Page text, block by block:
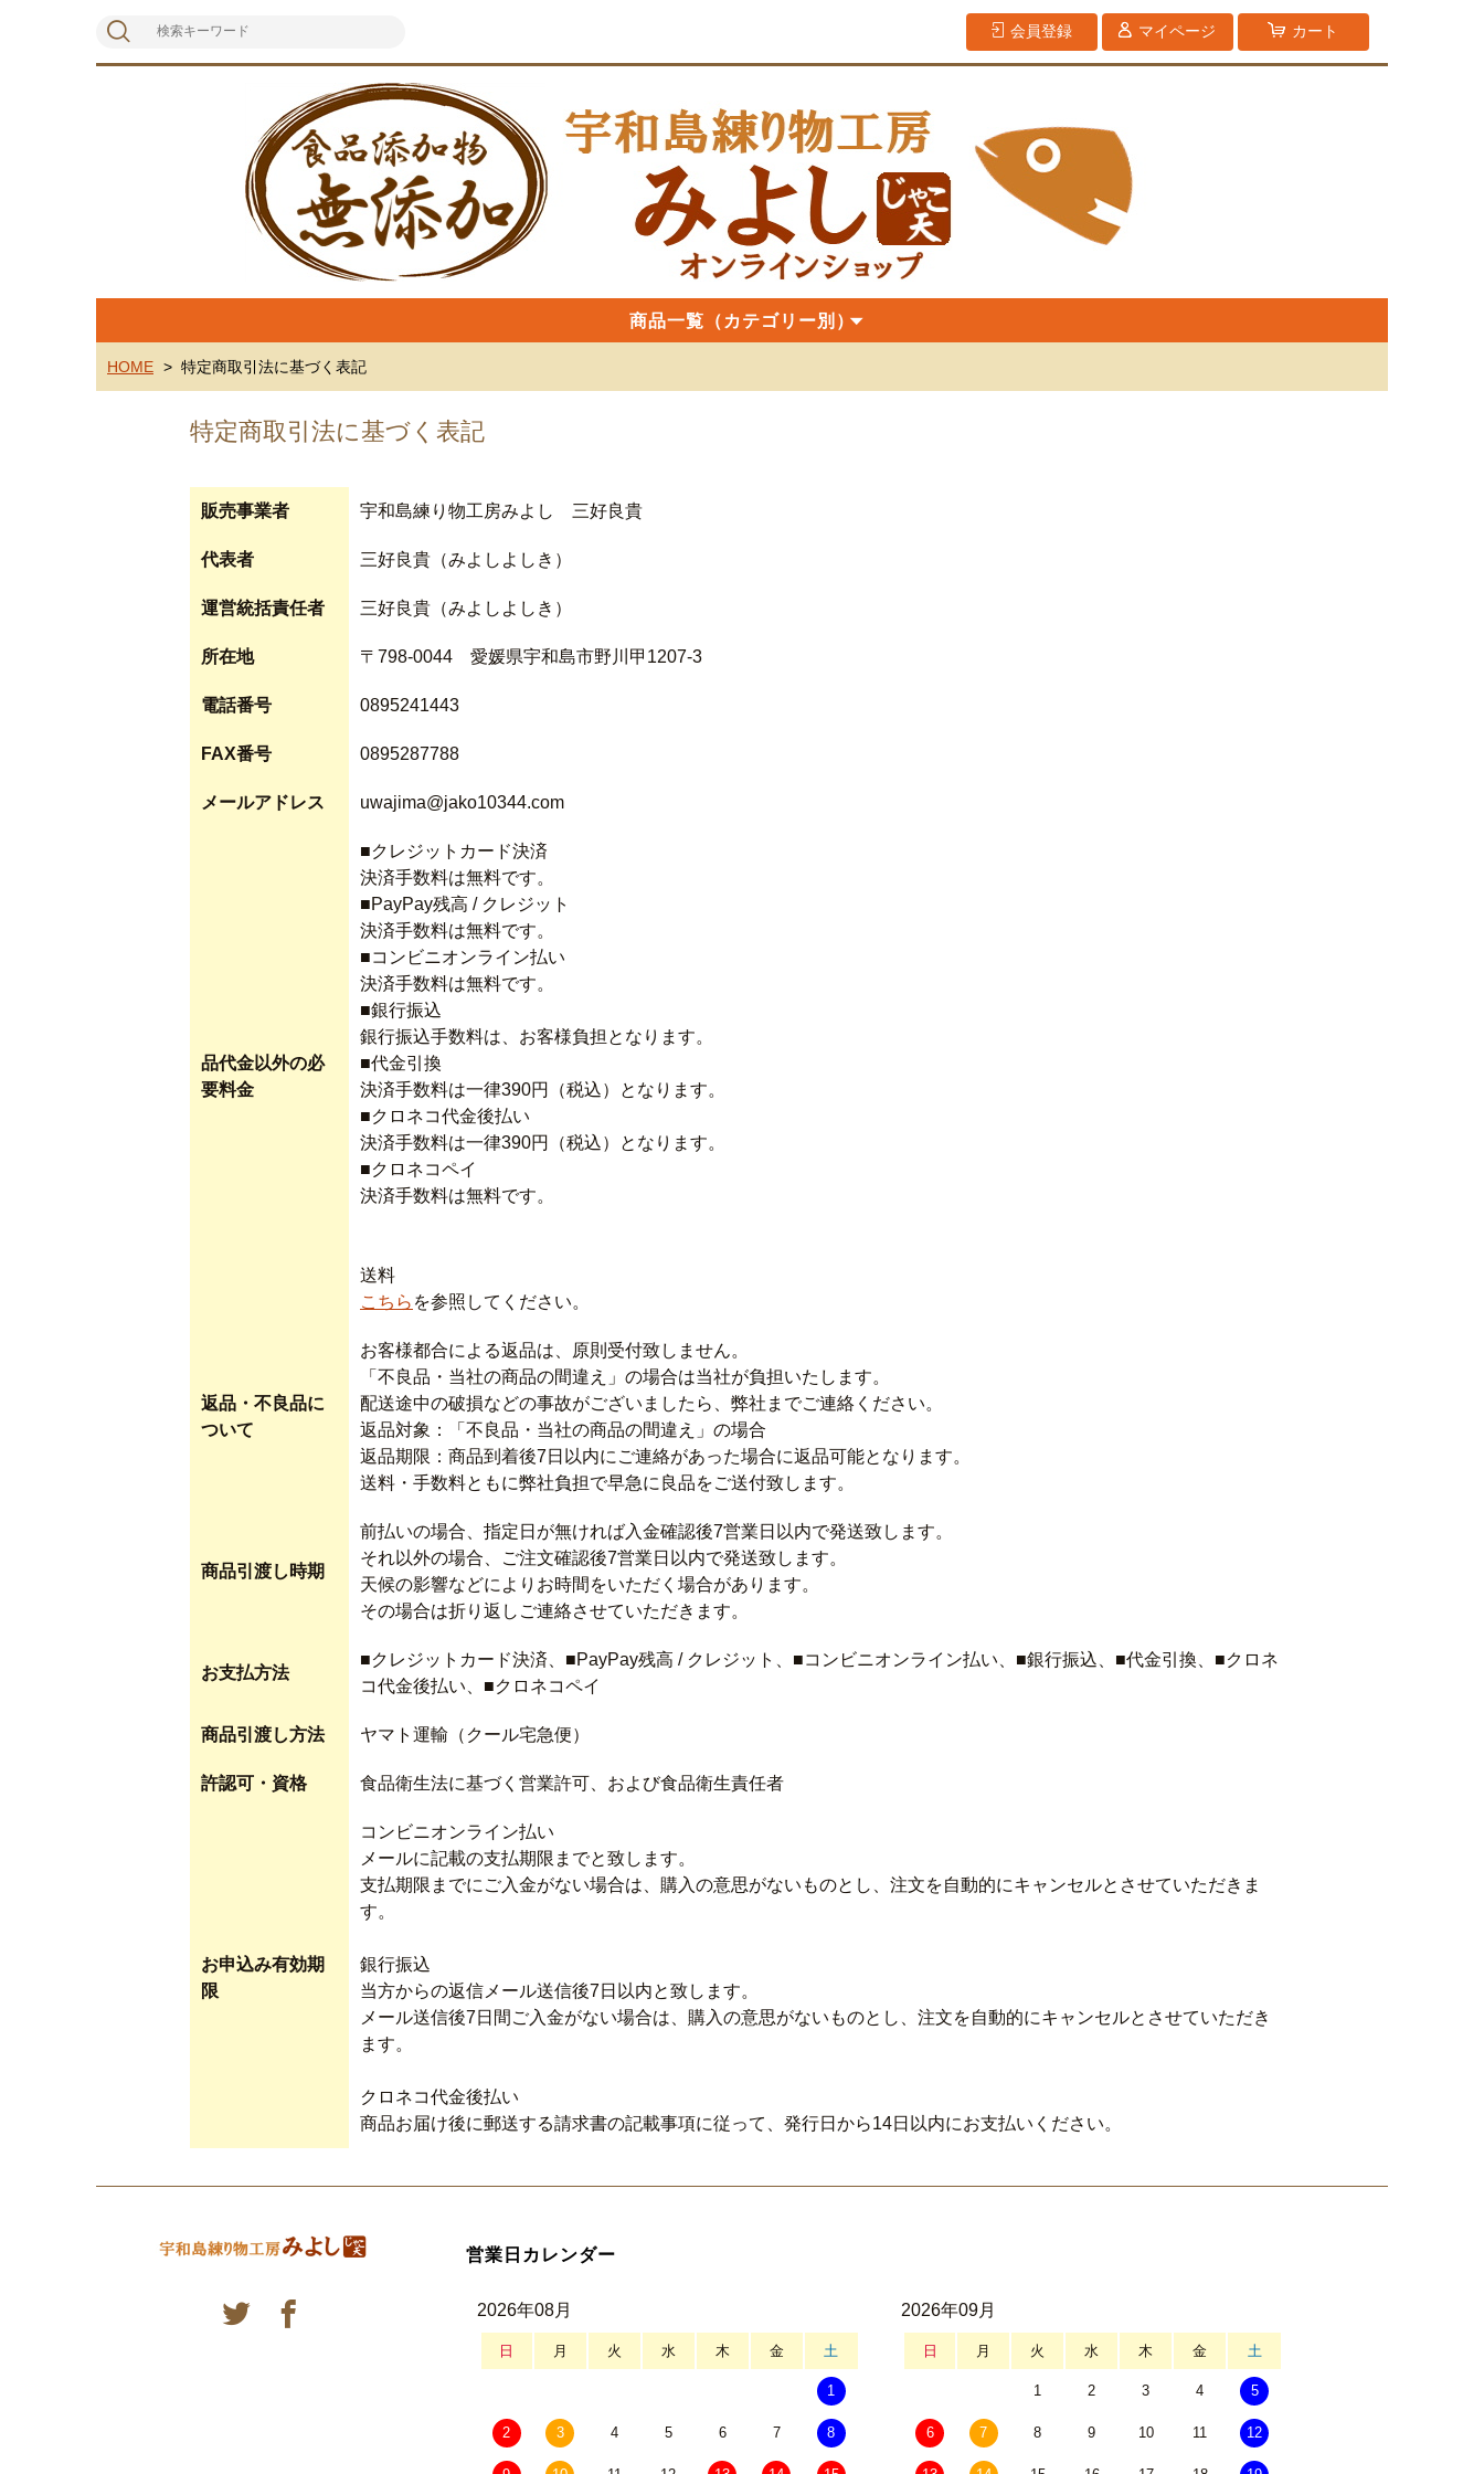
会員登録 マイページ カート
商品一覧（カテゴリー別）
HOME 特定商取引法に基づく表記
特定商取引法に基づく表記
販売事業者 宇和島練り物工房みよし 三好良貴
代表者 三好良貴（みよしよしき）
運営統括責任者 三好良貴（みよしよしき）
所在地 〒798-0044 愛媛県宇和島市野川甲1207-3
電話番号 0895241443
FAX番号 0895287788
メールアドレス uwajima@jako10344.com
品代金以外の必
要料金
■クレジットカード決済
決済手数料は無料です。
■PayPay残高 / クレジット
決済手数料は無料です。
■コンビニオンライン払い
決済手数料は無料です。
■銀行振込
銀行振込手数料は、お客様負担となります。
■代金引換
決済手数料は一律390円（税込）となります。
■クロネコ代金後払い
決済手数料は一律390円（税込）となります。
■クロネコペイ
決済手数料は無料です。
送料
こちら を参照してください。
返品・不良品に
ついて
お客様都合による返品は、原則受付致しません。
「不良品・当社の商品の間違え」の場合は当社が負担いたします。
配送途中の破損などの事故がございましたら、弊社までご連絡ください。
返品対象：「不良品・当社の商品の間違え」の場合
返品期限：商品到着後7日以内にご連絡があった場合に返品可能となります。
送料・手数料ともに弊社負担で早急に良品をご送付致します。
商品引渡し時期
前払いの場合、指定日が無ければ入金確認後7営業日以内で発送致します。
それ以外の場合、ご注文確認後7営業日以内で発送致します。
天候の影響などによりお時間をいただく場合があります。
その場合は折り返しご連絡させていただきます。
お支払方法
■クレジットカード決済、■PayPay残高 / クレジット、■コンビニオンライン払い、■銀行振込、■代金引換、■クロネ
コ代金後払い、■クロネコペイ
商品引渡し方法 ヤマト運輸（クール宅急便）
許認可・資格 食品衛生法に基づく営業許可、および食品衛生責任者
お申込み有効期
限
コンビニオンライン払い
メールに記載の支払期限までと致します。
支払期限までにご入金がない場合は、購入の意思がないものとし、注文を自動的にキャンセルとさせていただきま
す。
銀行振込
当方からの返信メール送信後7日以内と致します。
メール送信後7日間ご入金がない場合は、購入の意思がないものとし、注文を自動的にキャンセルとさせていただき
ます。
クロネコ代金後払い
商品お届け後に郵送する請求書の記載事項に従って、発行日から14日以内にお支払いください。
営業日カレンダー
2026年08月
日 月 火 水 木 金 土
1
2 3 4 5 6 7 8
2026年09月
日 月 火 水 木 金 土
1 2 3 4 5
6 7 8 9 10 11 12